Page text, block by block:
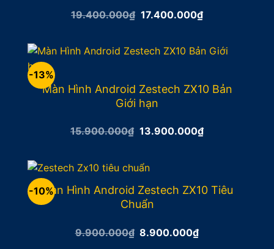
19.400.000₫ Giá
19.400.000₫.
17.400.000₫Giá
hiện
17.400.000₫.
-13%
Màn Hình Android Zestech ZX10 Bản
Giới hạn
15.900.000₫ Giá
13.900.000₫Giá
hiện
-10%Màn Hình Android Zestech ZX10 Tiêu
Chuẩn
9.900.000₫ Giá
8.900.000₫Giá